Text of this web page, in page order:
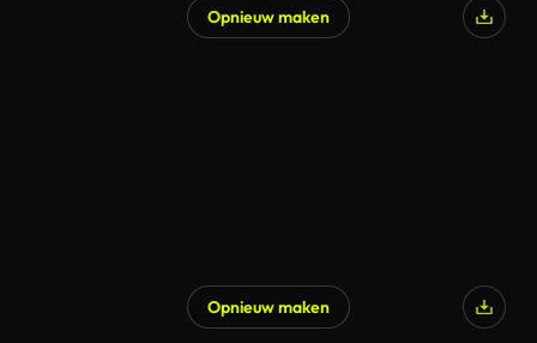
Opnieuw maken
Opnieuw maken